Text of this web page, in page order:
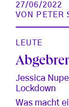
27/06/2022
VON
PETER
LEUTE
Jessica
Lockdown
Was macht